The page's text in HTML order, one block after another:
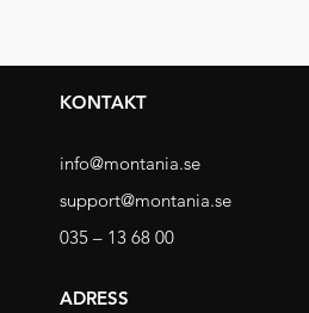
KONTAKT
info@montania.se
support@montania.se
035 – 13 68 00
ADRESS